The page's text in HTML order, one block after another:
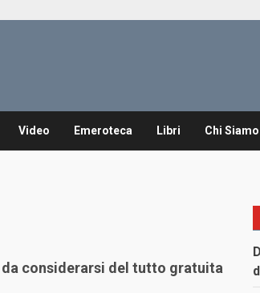
Video Emeroteca Libri Chi Siamo
considerarsi del tutto gratuita